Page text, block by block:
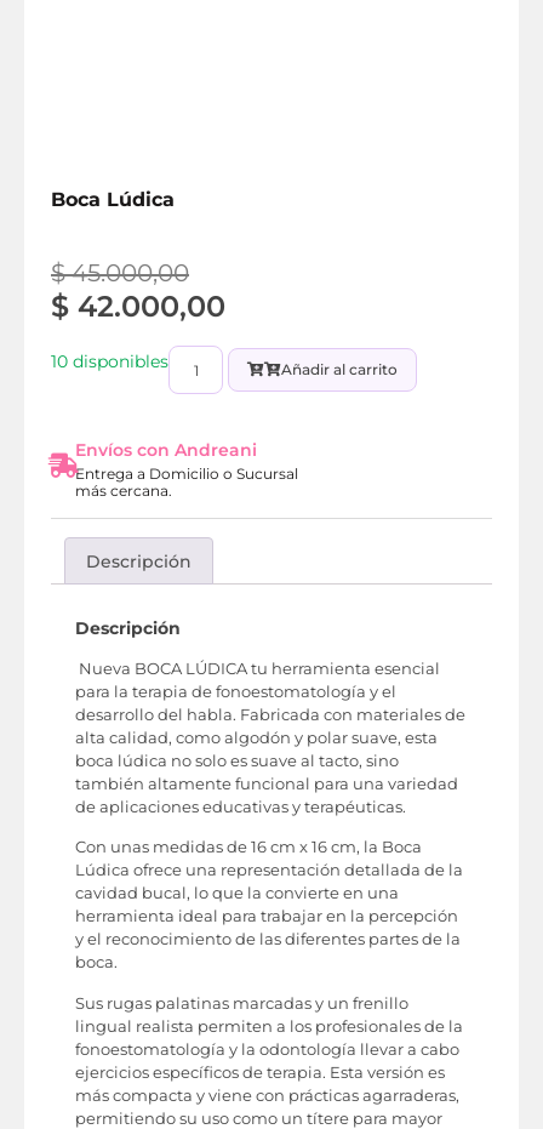
Boca Lúdica
$45.000,00
$ 42.000,00
10 disponibles Añadir al carrito
Envíos con Andreani
Entrega a Domicilio o Sucursal
más cercana.
Descripción
Descripción
Nueva BOCA LÚDICA tu herramienta esencial
para la terapia de fonoestomatología y el
desarrollo del habla. Fabricada con materiales de
alta calidad, como algodón y polar suave, esta
boca lúdica no solo es suave al tacto, sino
también altamente funcional para una variedad
de aplicaciones educativas y terapéuticas.
Con unas medidas de 16 cm x 16 cm, la Boca
Lúdica ofrece una representación detallada de la
cavidad bucal, lo que la convierte en una
herramienta ideal para trabajar en la percepción
y el reconocimiento de las diferentes partes de la
boca.
Sus rugas palatinas marcadas y un frenillo
lingual realista permiten a los profesionales de la
fonoestomatología y la odontología llevar a cabo
ejercicios específicos de terapia. Esta versión es
más compacta y viene con prácticas agarraderas,
permitiendo su uso como un títere para mayor